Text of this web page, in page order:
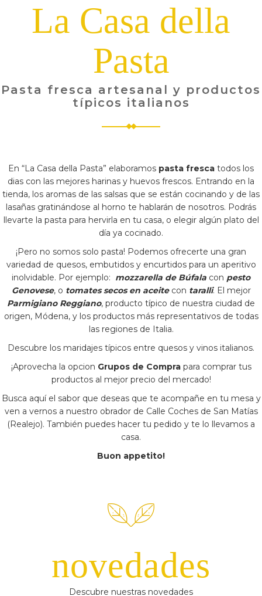
La Casa della
Pasta
Pasta fresca artesanal y productos
típicos italianos
En “La Casa della Pasta” elaboramos pasta fresca todos los
dias con las mejores harinas y huevos frescos. Entrando en la
tienda, los aromas de las salsas que se están cocinando y de las
lasañas gratinándose al horno te hablarán de nosotros. Podrás
llevarte la pasta para hervirla en tu casa, o elegir algún plato del
día ya cocinado.
¡Pero no somos solo pasta! Podemos ofrecerte una gran
variedad de quesos, embutidos y encurtidos para un aperitivo
inolvidable. Por ejemplo: mozzarella de Búfala con pesto
Genovese, o tomates secos en aceitecon taralli. El mejor
Parmigiano Reggiano, producto típico de nuestra ciudad de
origen, Módena, y los productos más representativos de todas
las regiones de Italia.
Descubre los maridajes típicos entre quesos y vinos italianos.
¡Aprovecha la opcion Grupos de Comprapara comprar tus
productos al mejor precio del mercado!
Busca aquí el sabor que deseas que te acompañe en tu mesa y
ven a vernos a nuestro obrador de Calle Coches de San Matías
(Realejo). También puedes hacer tu pedido y te lo llevamos a
casa.
Buon appetito!
novedades
Descubre nuestras novedades